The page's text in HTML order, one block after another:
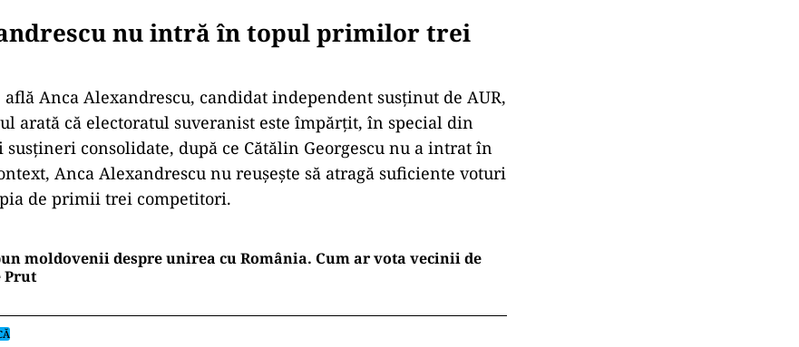
nu intră în topul primilor trei
află Anca Alexandrescu, candidat independent susținut de AUR,
arată că electoratul suveranist este împărțit, în special din
susțineri consolidate, după ce Cătălin Georgescu nu a intrat în
Anca Alexandrescu nu reușește să atragă suficiente voturi
de primii trei competitori.
moldovenii despre unirea cu România. Cum ar vota vecinii de
Prut